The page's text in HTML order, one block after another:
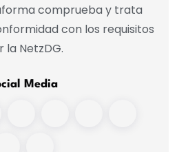
comprueba y trata
con los requisitos
la NetzDG.
Media